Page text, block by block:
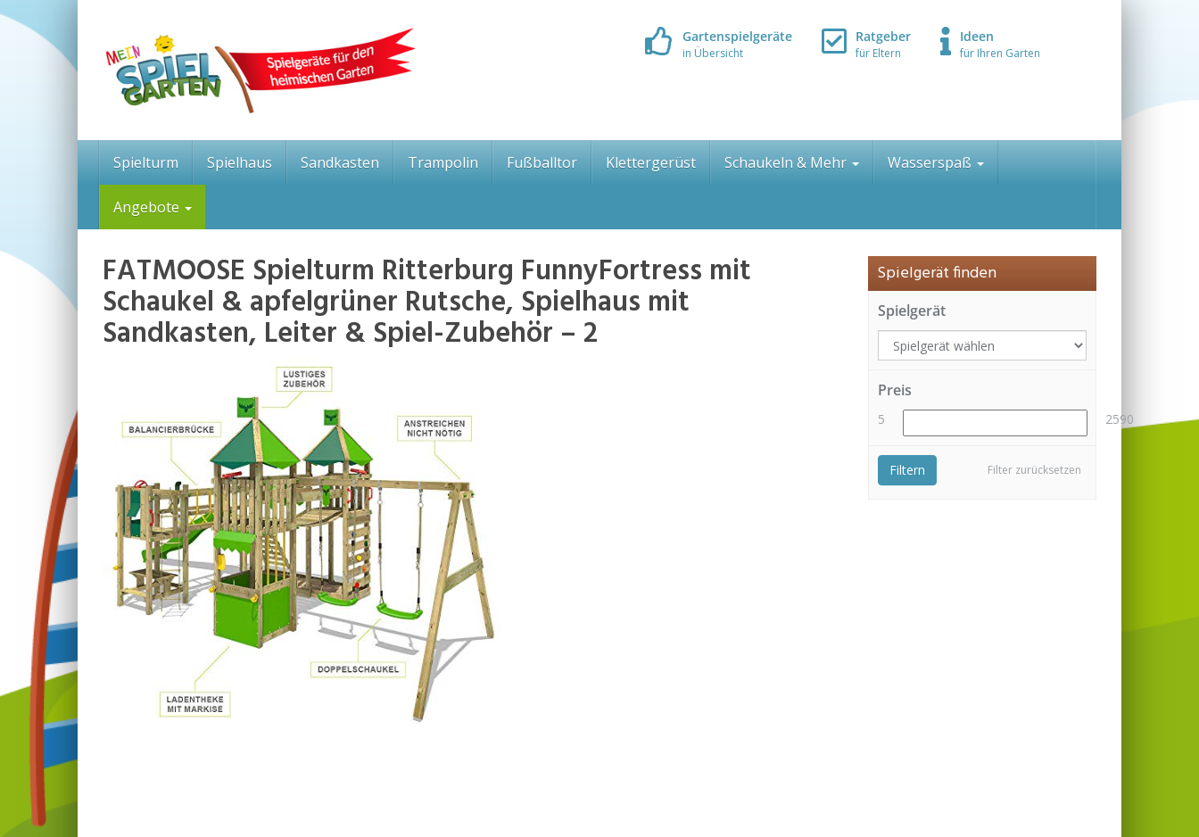
Skip
Gartenspielgeräte
in Übersicht
Ratgeber
für Eltern
Ideen
für Ihren Garten
Spielturm Spielhaus Sandkasten Trampolin Fußballtor Klettergerüst Schaukeln & Mehr Wasserspaß
Angebote
FATMOOSE Spielturm Ritterburg FunnyFortress mit
Schaukel & apfelgrüner Rutsche, Spielhaus mit
Sandkasten, Leiter & Spiel-Zubehör – 2
Spielgerät finden
Spielgerät
Preis
5 2590
Filter zurücksetzen
Filtern